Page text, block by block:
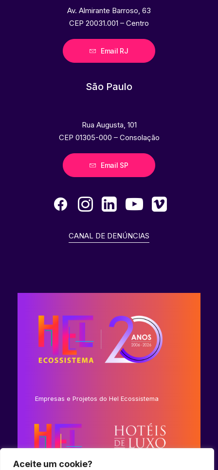
Aceite um cookie?
Av. Almirante Barroso, 63
CEP 20031.001 – Centro
Email RJ
São Paulo
Rua Augusta, 101
CEP 01305-000 – Consolação
Email SP
CANAL DE DENÚNCIAS
Empresas e Projetos do Hel Ecossistema